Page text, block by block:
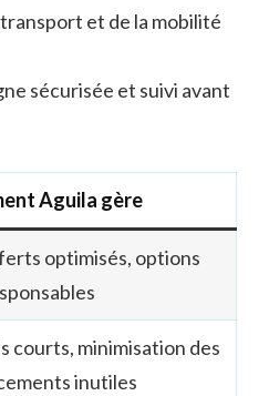
et de la mobilité
sécurisée et suivi avant
Aguila gère
optimisés, options
courts, minimisation des
inutiles